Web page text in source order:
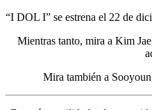
“I DOL I” se estrena el 22 de
Mientras tanto, mira a Kim
Mira también a